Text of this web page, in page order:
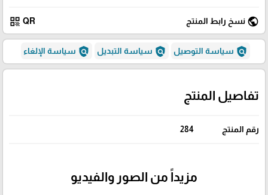
public نسخ رابط المنتج QR
qr_code
policy سياسة التوصيل policy سياسة التبديل policy سياسة الإلغاء
تفاصيل المنتج
رقم المنتج 284
مزيداً من الصور والفيديو